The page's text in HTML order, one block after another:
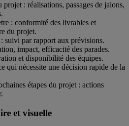
: réalisations, passages de jalons,
: conformité des livrables et
du projet.
suivi par rapport aux prévisions.
impact, efficacité des parades.
et disponibilité des équipes.
qui nécessite une décision rapide de la
étapes du projet : actions
et visuelle